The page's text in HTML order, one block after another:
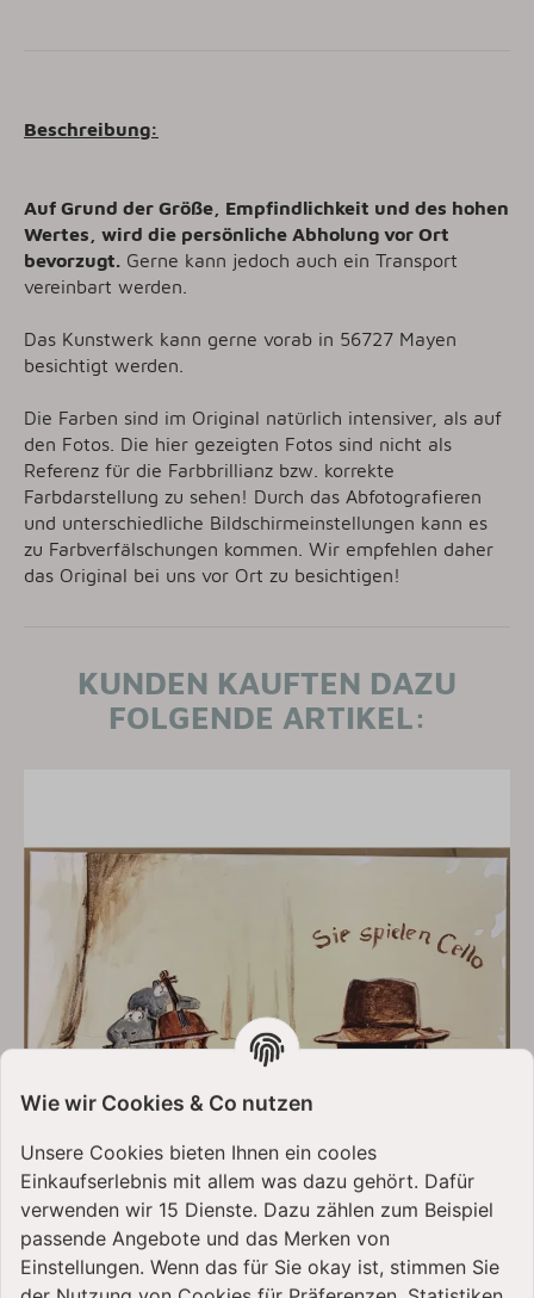
Beschreibung:
Auf Grund der Größe, Empfindlichkeit und des hohen
Wertes, wird die persönliche Abholung vor Ort
bevorzugt. Gerne kann jedoch auch ein Transport
vereinbart werden.
Das Kunstwerk kann gerne vorab in 56727 Mayen
besichtigt werden.
Die Farben sind im Original natürlich intensiver, als auf
den Fotos. Die hier gezeigten Fotos sind nicht als
Referenz für die Farbbrillianz bzw. korrekte
Farbdarstellung zu sehen! Durch das Abfotografieren
und unterschiedliche Bildschirmeinstellungen kann es
zu Farbverfälschungen kommen. Wir empfehlen daher
das Original bei uns vor Ort zu besichtigen!
KUNDEN KAUFTEN DAZU
FOLGENDE ARTIKEL:
Wie wir Cookies & Co nutzen
Unsere Cookies bieten Ihnen ein cooles
Einkaufserlebnis mit allem was dazu gehört. Dafür
verwenden wir 15 Dienste. Dazu zählen zum Beispiel
passende Angebote und das Merken von
Einstellungen. Wenn das für Sie okay ist, stimmen Sie